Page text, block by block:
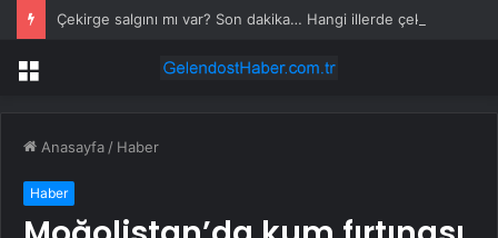
Menü
Anasayfa / Haber
Haber